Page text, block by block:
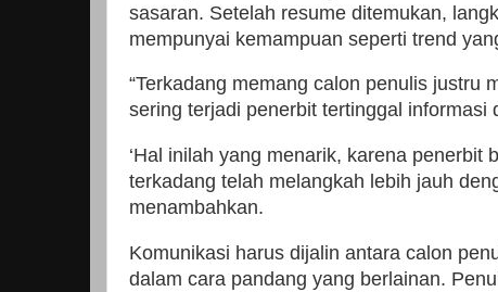
sasaran. Setelah resume ditemukan,
mempunyai kemampuan seperti trend
“Terkadang memang calon penulis justru
sering terjadi penerbit tertinggal informasi
‘Hal inilah yang menarik, karena
terkadang telah melangkah lebih jauh
menambahkan.
Komunikasi harus dijalin antara calon
dalam cara pandang yang berlainan.